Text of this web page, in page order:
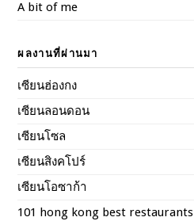
A bit of me
ผลงานที่ผ่านมา
เซียนฮ่องกง
เซียนลอนดอน
เซียนโซล
เซียนสิงคโปร์
เซียนโอซาก้า
101 hong kong best restaurants